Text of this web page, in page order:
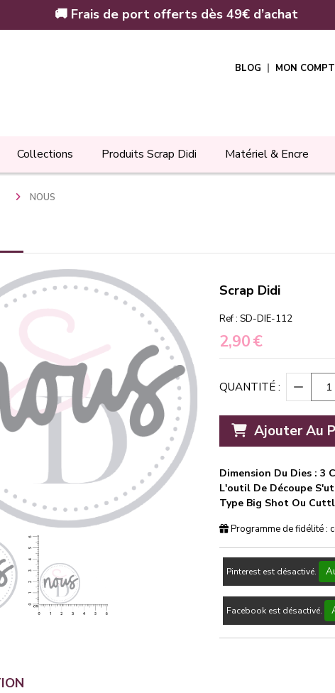
🚚 Frais de port offerts dès 49€ d’achat
BLOG MON
Collections Produits Scrap Didi Matériel & Encre
NOUS
Scrap Didi
Ref : SD-DIE-112
2,90€
QUANTITÉ :
Ajouter Au
Dimension Du Dies : 3
L'outil De Découpe
Type Big Shot Ou
Programme de fidélité :
Pinterest est désactivé.
Facebook est désactivé.